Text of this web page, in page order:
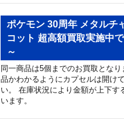
ポケモン 30周年 メタルチ
コット 超高額買取実施中
～
同一商品は5個までのお買取とな
品かわかるようにカプセルは開け
い。 在庫状況により金額が上下す
います。